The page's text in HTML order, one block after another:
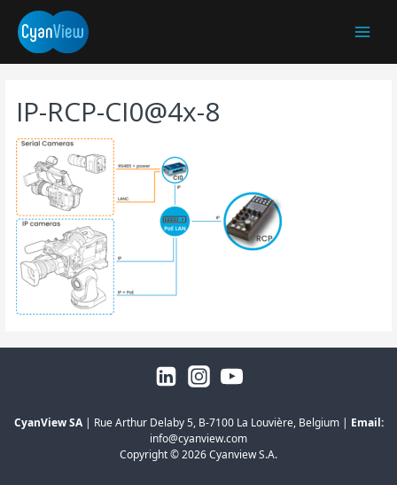
IP-RCP-CI0@4x-8
CyanView SA| Rue Arthur Delaby 5, B-7100 La Louvière, Belgium | Email:
info@cyanview.com
Copyright © 2026 Cyanview S.A.